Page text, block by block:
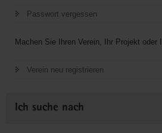
Passwort vergessen
Machen Sie Ihren Verein, Ihr Projekt oder
Verein neu registrieren
Ich suche nach